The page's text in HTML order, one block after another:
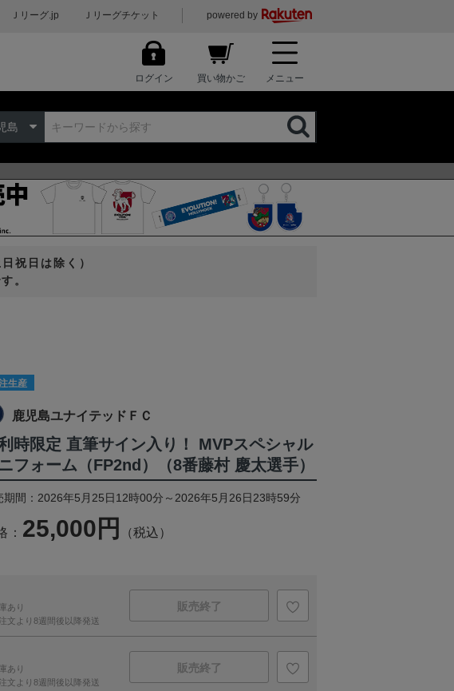
Ｊリーグ.jp Ｊリーグチケット powered by
ログイン 買い物かご メニュー
島
祝日は除く）
。
生産
鹿児島ユナイテッドＦＣ
時限定 直筆サイン入り！ MVPスペシャル
フォーム（FP2nd）（8番藤村 慶太選手）
期間：2026年5月25日12時00分～2026年5月26日23時59分
： 25,000円 （税込）
あり
文より8週間後以降発送
販売終了
あり
文より8週間後以降発送
販売終了